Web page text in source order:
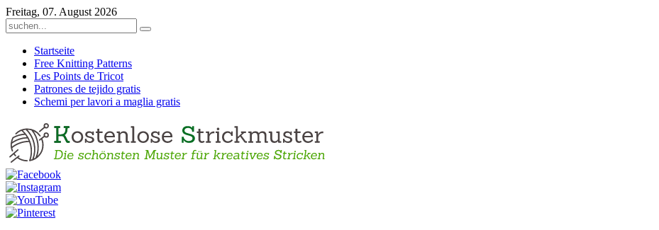
Freitag, 07. August 2026
Startseite
Free Knitting Patterns
Les Points de Tricot
Patrones de tejido gratis
Schemi per lavori a maglia gratis